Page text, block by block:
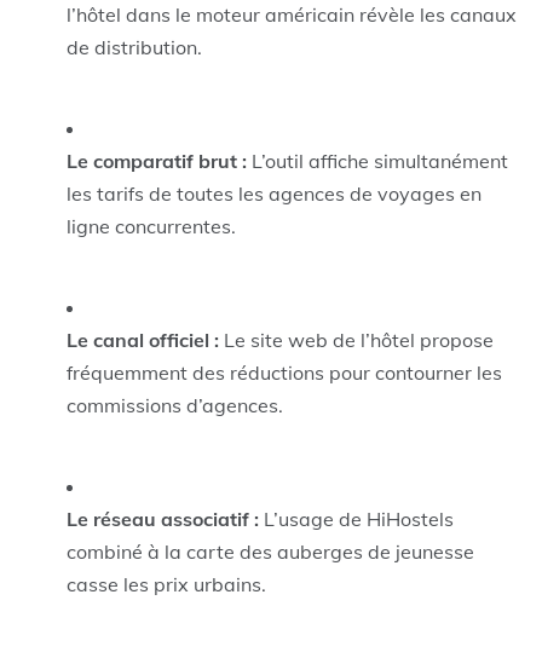
l’hôtel dans le moteur américain révèle les canaux
de distribution.
Le comparatif brut : L’outil affiche simultanément
les tarifs de toutes les agences de voyages en
ligne concurrentes.
Le canal officiel : Le site web de l’hôtel propose
fréquemment des réductions pour contourner les
commissions d’agences.
Le réseau associatif : L’usage de HiHostels
combiné à la carte des auberges de jeunesse
casse les prix urbains.